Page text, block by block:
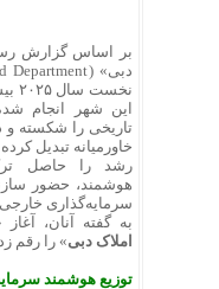
بر اساس گزارش
این شهر انجام
تاریخی را شکسته و
خاورمیانه تبدیل
رشد را حاصل
هوشمند، حضور
سرمایه‌گذاری
به گفته آنان، آغاز
املاک دبی» را رقم
توزیع هوشمند